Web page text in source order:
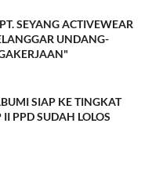
SEYANG ACTIVEWEAR
UNDANG-
SIAP KE TINGKAT
PPD SUDAH LOLOS